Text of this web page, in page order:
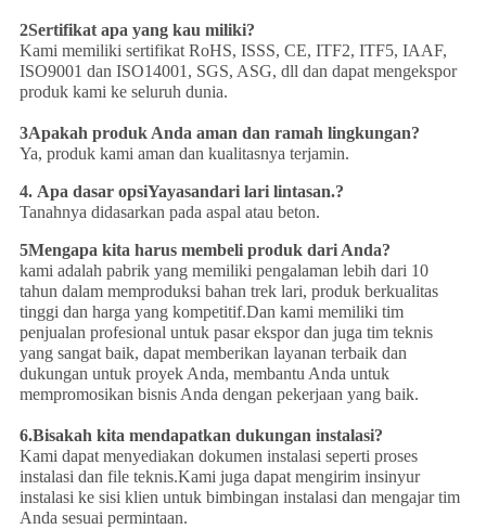
2Sertifikat apa yang kau miliki?
Kami memiliki sertifikat RoHS, ISSS, CE, ITF2, ITF5, IAAF,
ISO9001 dan ISO14001, SGS, ASG, dll dan dapat mengekspor
produk kami ke seluruh dunia.
3Apakah produk Anda aman dan ramah lingkungan?
Ya, produk kami aman dan kualitasnya terjamin.
4. Apa dasar opsiYayasandari lari lintasan.?
Tanahnya didasarkan pada aspal atau beton.
5Mengapa kita harus membeli produk dari Anda?
kami adalah pabrik yang memiliki pengalaman lebih dari 10
tahun dalam memproduksi bahan trek lari, produk berkualitas
tinggi dan harga yang kompetitif.Dan kami memiliki tim
penjualan profesional untuk pasar ekspor dan juga tim teknis
yang sangat baik, dapat memberikan layanan terbaik dan
dukungan untuk proyek Anda, membantu Anda untuk
mempromosikan bisnis Anda dengan pekerjaan yang baik.
6.Bisakah kita mendapatkan dukungan instalasi?
Kami dapat menyediakan dokumen instalasi seperti proses
instalasi dan file teknis.Kami juga dapat mengirim insinyur
instalasi ke sisi klien untuk bimbingan instalasi dan mengajar tim
Anda sesuai permintaan.